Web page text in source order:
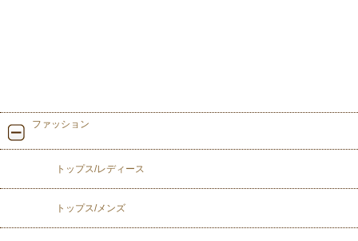
ファッション
トップス/レディース
トップス/メンズ